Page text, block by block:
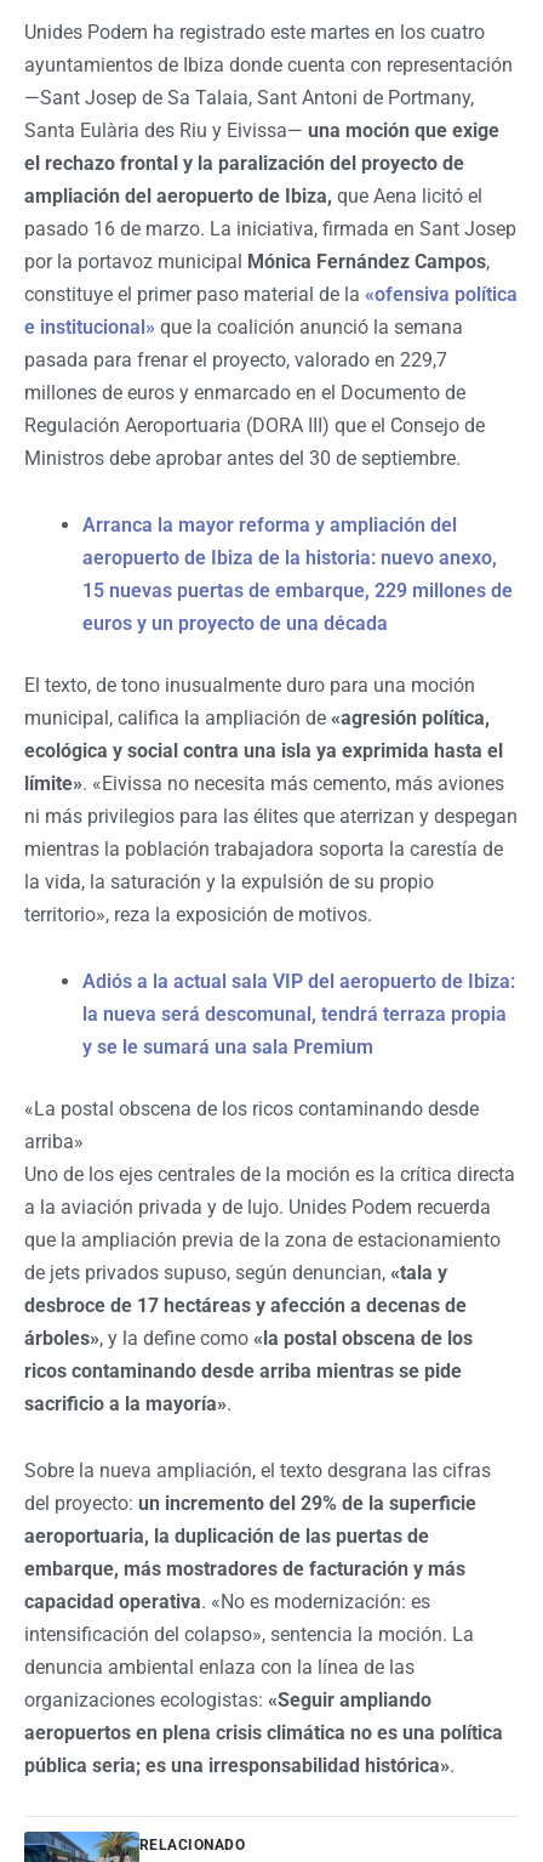
Unides Podem ha registrado este martes en los cuatro
ayuntamientos de Ibiza donde cuenta con representación
—Sant Josep de Sa Talaia, Sant Antoni de Portmany,
Santa Eulària des Riu y Eivissa— una moción que exige
el rechazo frontal y la paralización del proyecto de
ampliación del aeropuerto de Ibiza, que Aena licitó el
pasado 16 de marzo. La iniciativa, firmada en Sant Josep
por la portavoz municipal Mónica Fernández Campos,
constituye el primer paso material de la «ofensiva política
e institucional» que la coalición anunció la semana
pasada para frenar el proyecto, valorado en 229,7
millones de euros y enmarcado en el Documento de
Regulación Aeroportuaria (DORA III) que el Consejo de
Ministros debe aprobar antes del 30 de septiembre.
Arranca la mayor reforma y ampliación del
aeropuerto de Ibiza de la historia: nuevo anexo,
15 nuevas puertas de embarque, 229 millones de
euros y un proyecto de una década
El texto, de tono inusualmente duro para una moción
municipal, califica la ampliación de «agresión política,
ecológica y social contra una isla ya exprimida hasta el
límite». «Eivissa no necesita más cemento, más aviones
ni más privilegios para las élites que aterrizan y despegan
mientras la población trabajadora soporta la carestía de
la vida, la saturación y la expulsión de su propio
territorio», reza la exposición de motivos.
Adiós a la actual sala VIP del aeropuerto de Ibiza:
la nueva será descomunal, tendrá terraza propia
y se le sumará una sala Premium
«La postal obscena de los ricos contaminando desde
arriba»
Uno de los ejes centrales de la moción es la crítica directa
a la aviación privada y de lujo. Unides Podem recuerda
que la ampliación previa de la zona de estacionamiento
de jets privados supuso, según denuncian, «tala y
desbroce de 17 hectáreas y afección a decenas de
árboles», y la define como «la postal obscena de los
ricos contaminando desde arriba mientras se pide
sacrificio a la mayoría».
Sobre la nueva ampliación, el texto desgrana las cifras
del proyecto: un incremento del 29% de la superficie
aeroportuaria, la duplicación de las puertas de
embarque, más mostradores de facturación y más
capacidad operativa. «No es modernización: es
intensificación del colapso», sentencia la moción. La
denuncia ambiental enlaza con la línea de las
organizaciones ecologistas: «Seguir ampliando
aeropuertos en plena crisis climática no es una política
pública seria; es una irresponsabilidad histórica».
RELACIONADO